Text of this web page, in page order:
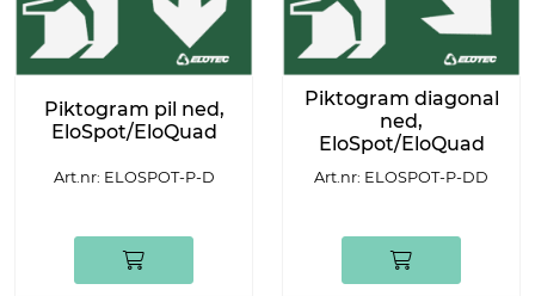
Piktogram pil ned,
EloSpot/EloQuad
Art.nr: ELOSPOT-P-D
Piktogram diagonal
ned,
EloSpot/EloQuad
Art.nr: ELOSPOT-P-DD